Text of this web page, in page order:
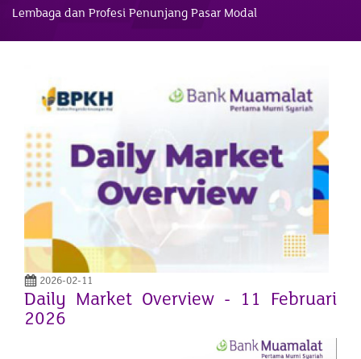
Lembaga dan Profesi Penunjang Pasar Modal
2026-02-11
Daily Market Overview - 11 Februari
2026